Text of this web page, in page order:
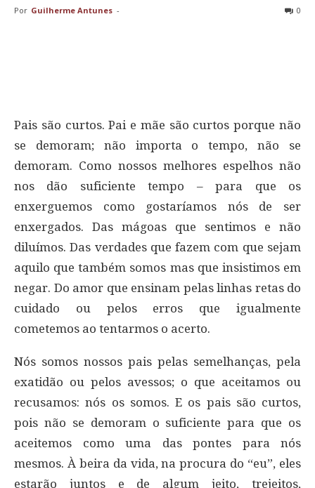
Por Guilherme Antunes - 0
Pais são curtos. Pai e mãe são curtos porque não
se demoram; não importa o tempo, não se
demoram. Como nossos melhores espelhos não
nos dão suficiente tempo – para que os
enxerguemos como gostaríamos nós de ser
enxergados. Das mágoas que sentimos e não
diluímos. Das verdades que fazem com que sejam
aquilo que também somos mas que insistimos em
negar. Do amor que ensinam pelas linhas retas do
cuidado ou pelos erros que igualmente
cometemos ao tentarmos o acerto.
Nós somos nossos pais pelas semelhanças, pela
exatidão ou pelos avessos; o que aceitamos ou
recusamos: nós os somos. E os pais são curtos,
pois não se demoram o suficiente para que os
aceitemos como uma das pontes para nós
mesmos. À beira da vida, na procura do “eu”, eles
estarão juntos e de algum jeito, trejeitos,